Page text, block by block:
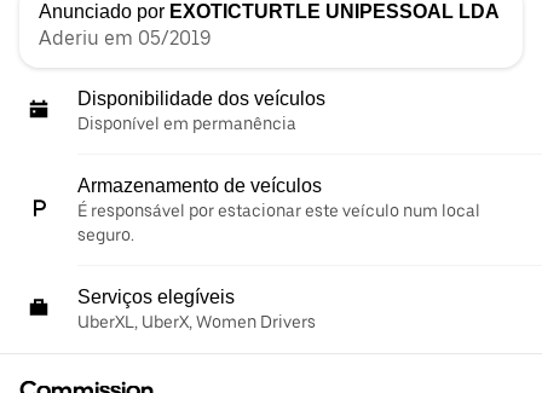
Anunciado por EXOTICTURTLE UNIPESSOAL LDA
Aderiu em 05/2019
Disponibilidade dos veículos
Disponível em permanência
Armazenamento de veículos
É responsável por estacionar este veículo num local
seguro.
Serviços elegíveis
UberXL, UberX, Women Drivers